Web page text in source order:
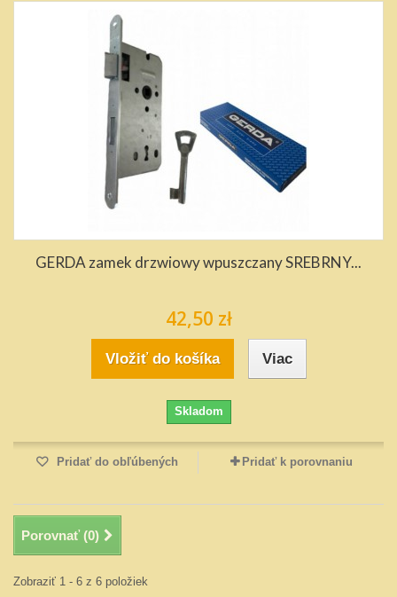
GERDA zamek drzwiowy wpuszczany SREBRNY...
42,50 zł
Vložiť do košíka Viac
Skladom
Pridať do obľúbených Pridať k porovnaniu
Porovnať (0)
Zobraziť 1 - 6 z 6 položiek